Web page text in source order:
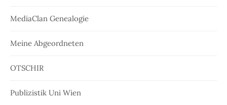
MediaClan Genealogie
Meine Abgeordneten
OTSCHIR
Publizistik Uni Wien